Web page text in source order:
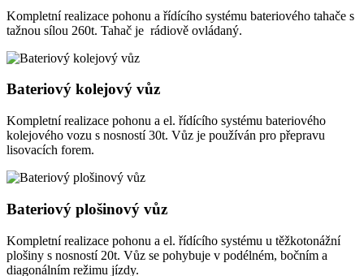
Kompletní realizace pohonu a řídícího systému bateriového tahače s
tažnou sílou 260t. Tahač je rádiově ovládaný.
Bateriový kolejový vůz
Kompletní realizace pohonu a el. řídícího systému bateriového
kolejového vozu s nosností 30t. Vůz je používán pro přepravu
lisovacích forem.
Bateriový plošinový vůz
Kompletní realizace pohonu a el. řídícího systému u těžkotonážní
plošiny s nosností 20t. Vůz se pohybuje v podélném, bočním a
diagonálním režimu jízdy.